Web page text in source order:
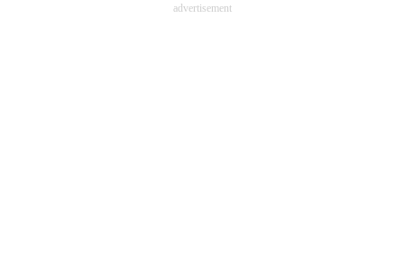
advertisement